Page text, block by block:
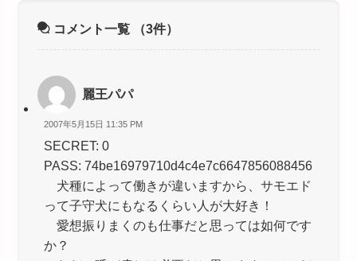
コメント一覧 （3件）
麗王パパ
2007年5月15日 11:35 PM
SECRET: 0
PASS: 74be16979710d4c4e7c6647856088456
犬種によって働きが違いますから、サモエド
って子守犬にもなるくらい人が大好き！
愛想振りまくのも仕事だと思っては如何です
か？